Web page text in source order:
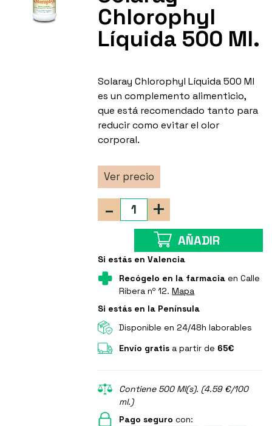
Chlorophyl
Líquida 500 Ml.
Solaray Chlorophyl Líquida 500 Ml
es un complemento alimenticio,
que está recomendado tanto para
reducir como evitar el olor
corporal.
Ver precio
+
-
AÑADIR
Si estás en Valencia
Recógelo en la farmacia en Calle
Ribera nº 12.Mapa
Si estás en la Península
Disponible en 24/48h laborables
Envío gratis a partir de 65€
Contiene 500 Ml(s). (4.59 €/100
ml.)
Pago seguro con: